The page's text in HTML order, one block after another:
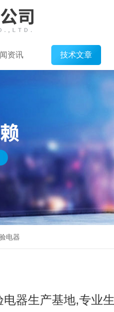
资讯 技术文章
电器
电器生产基地,专业